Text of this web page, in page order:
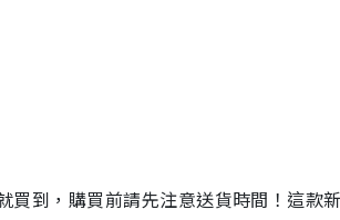
到，購買前請先注意送貨時間！這款